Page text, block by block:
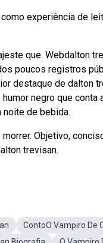
experiência de
que. Webdalton
poucos registros
destaque de dalton
negro que
noite de bebida.
Objetivo,
trevisan.
ContoO Vampiro De